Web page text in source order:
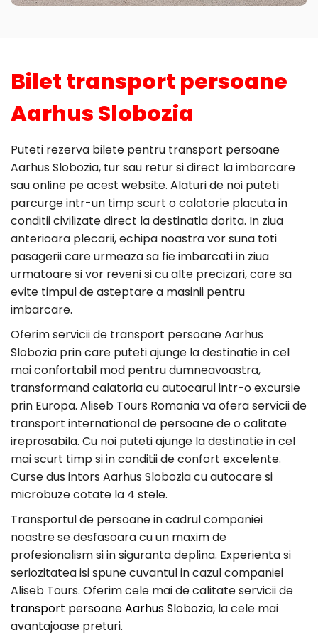
Bilet transport persoane
Aarhus Slobozia
Puteti rezerva bilete pentru transport persoane
Aarhus Slobozia, tur sau retur si direct la imbarcare
sau online pe acest website. Alaturi de noi puteti
parcurge intr-un timp scurt o calatorie placuta in
conditii civilizate direct la destinatia dorita. In ziua
anterioara plecarii, echipa noastra vor suna toti
pasagerii care urmeaza sa fie imbarcati in ziua
urmatoare si vor reveni si cu alte precizari, care sa
evite timpul de asteptare a masinii pentru
imbarcare.
Oferim servicii de transport persoane Aarhus
Slobozia prin care puteti ajunge la destinatie in cel
mai confortabil mod pentru dumneavoastra,
transformand calatoria cu autocarul intr-o excursie
prin Europa. Aliseb Tours Romania va ofera servicii de
transport international de persoane de o calitate
ireprosabila. Cu noi puteti ajunge la destinatie in cel
mai scurt timp si in conditii de confort excelente.
Curse dus intors Aarhus Slobozia cu autocare si
microbuze cotate la 4 stele.
Transportul de persoane in cadrul companiei
noastre se desfasoara cu un maxim de
profesionalism si in siguranta deplina. Experienta si
seriozitatea isi spune cuvantul in cazul companiei
Aliseb Tours. Oferim cele mai de calitate servicii de
transport persoane Aarhus Slobozia, la cele mai
avantajoase preturi.